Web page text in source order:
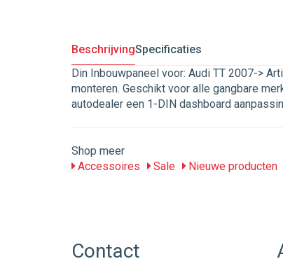
BeschrijvingSpecificaties
Din Inbouwpaneel voor: Audi TT 2007->
monteren. Geschikt voor alle gangbare
autodealer een 1-DIN dashboard
Shop meer
Accessoires
Sale Nieuwe producten
Contact